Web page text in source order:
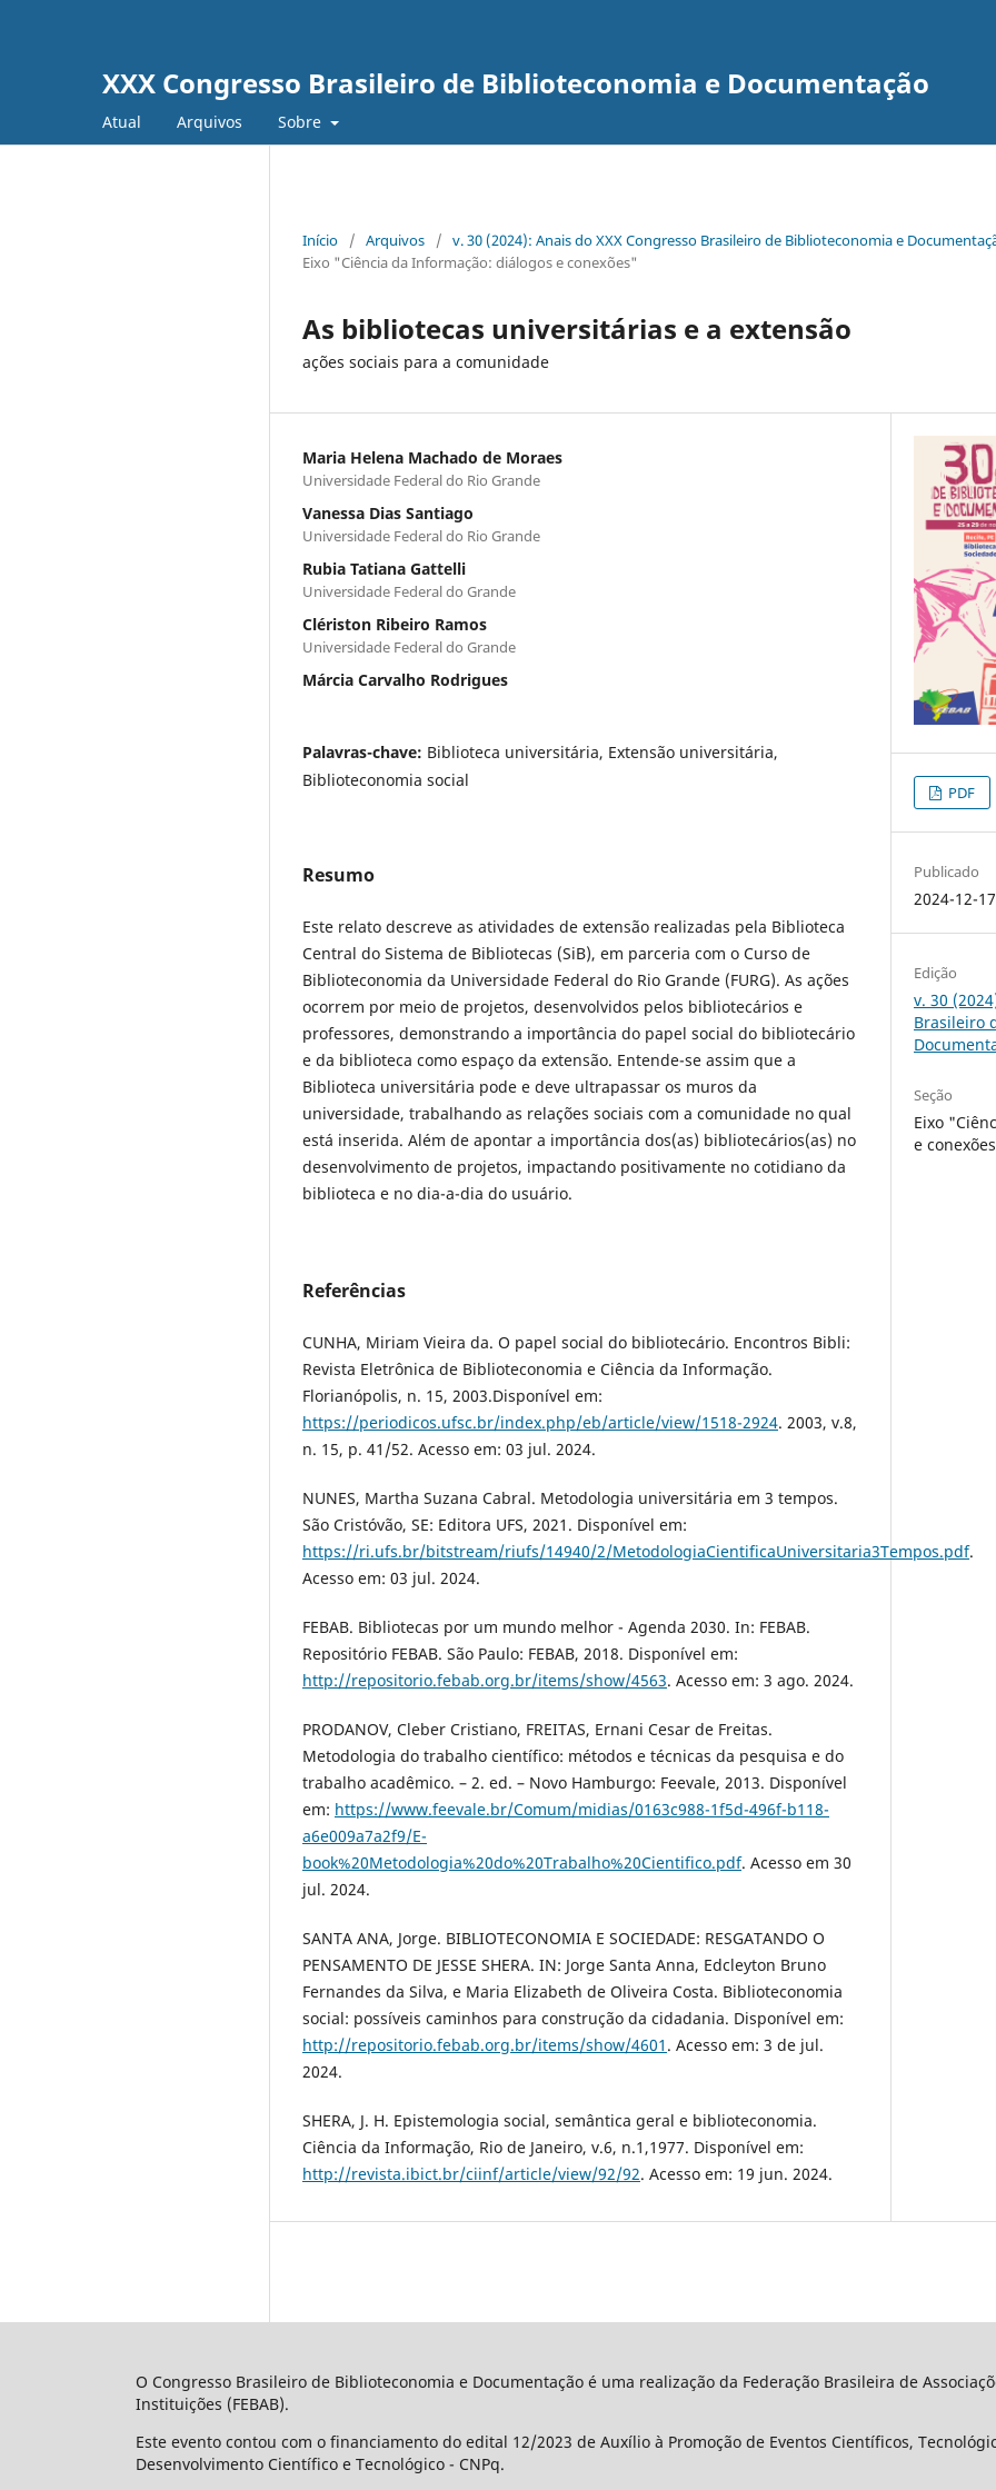
XXX Congresso Brasileiro de Biblioteconomia e Documentação
Atual Arquivos Sobre
Início / Arquivos / v. 30 (2024): Anais do XXX Congresso Brasileiro de Biblioteconomia e
Eixo "Ciência da Informação: diálogos e conexões"
As bibliotecas universitárias e a extensão
ações sociais para a comunidade
Maria Helena Machado de Moraes
Universidade Federal do Rio Grande
Vanessa Dias Santiago
Universidade Federal do Rio Grande
Rubia Tatiana Gattelli
Universidade Federal do Grande
Clériston Ribeiro Ramos
Universidade Federal do Grande
Márcia Carvalho Rodrigues
Palavras-chave: Biblioteca universitária, Extensão universitária,
Biblioteconomia social
Resumo
Este relato descreve as atividades de extensão realizadas pela Biblioteca
Central do Sistema de Bibliotecas (SiB), em parceria com o Curso de
Biblioteconomia da Universidade Federal do Rio Grande (FURG). As ações
ocorrem por meio de projetos, desenvolvidos pelos bibliotecários e
professores, demonstrando a importância do papel social do bibliotecário
e da biblioteca como espaço da extensão. Entende-se assim que a
Biblioteca universitária pode e deve ultrapassar os muros da
universidade, trabalhando as relações sociais com a comunidade no qual
está inserida. Além de apontar a importância dos(as) bibliotecários(as) no
desenvolvimento de projetos, impactando positivamente no cotidiano da
biblioteca e no dia-a-dia do usuário.
Referências
CUNHA, Miriam Vieira da. O papel social do bibliotecário. Encontros Bibli:
Revista Eletrônica de Biblioteconomia e Ciência da Informação.
Florianópolis, n. 15, 2003.Disponível em:
https://periodicos.ufsc.br/index.php/eb/article/view/1518-2924. 2003, v.8,
n. 15, p. 41/52. Acesso em: 03 jul. 2024.
NUNES, Martha Suzana Cabral. Metodologia universitária em 3 tempos.
São Cristóvão, SE: Editora UFS, 2021. Disponível em:
https://ri.ufs.br/bitstream/riufs/14940/2/MetodologiaCientificaUniversitaria3Tempos.pdf.
Acesso em: 03 jul. 2024.
FEBAB. Bibliotecas por um mundo melhor - Agenda 2030. In: FEBAB.
Repositório FEBAB. São Paulo: FEBAB, 2018. Disponível em:
http://repositorio.febab.org.br/items/show/4563. Acesso em: 3 ago. 2024.
PRODANOV, Cleber Cristiano, FREITAS, Ernani Cesar de Freitas.
Metodologia do trabalho científico: métodos e técnicas da pesquisa e do
trabalho acadêmico. – 2. ed. – Novo Hamburgo: Feevale, 2013. Disponível
em: https://www.feevale.br/Comum/midias/0163c988-1f5d-496f-b118-
a6e009a7a2f9/E-
book%20Metodologia%20do%20Trabalho%20Cientifico.pdf. Acesso em 30
jul. 2024.
SANTA ANA, Jorge. BIBLIOTECONOMIA E SOCIEDADE: RESGATANDO O
PENSAMENTO DE JESSE SHERA. IN: Jorge Santa Anna, Edcleyton Bruno
Fernandes da Silva, e Maria Elizabeth de Oliveira Costa. Biblioteconomia
social: possíveis caminhos para construção da cidadania. Disponível em:
http://repositorio.febab.org.br/items/show/4601 . Acesso em: 3 de jul.
2024.
SHERA, J. H. Epistemologia social, semântica geral e biblioteconomia.
Ciência da Informação, Rio de Janeiro, v.6, n.1,1977. Disponível em:
http://revista.ibict.br/ciinf/article/view/92/92. Acesso em: 19 jun. 2024.
PDF
Publicado
2024-12-17
Edição
v. 30
Brasileiro
Seção
Eixo
e
O Congresso Brasileiro de Biblioteconomia e Documentação é uma realização da Federação Brasileira de
Instituições (FEBAB).
Este evento contou com o financiamento do edital 12/2023 de Auxílio à Promoção de Eventos Científicos,
Desenvolvimento Científico e Tecnológico - CNPq.